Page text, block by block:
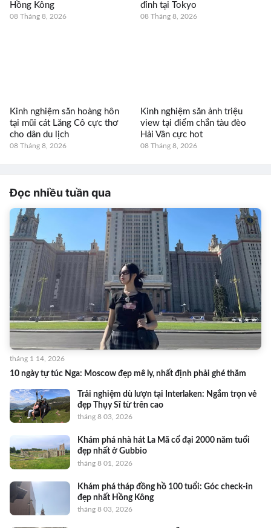
Hồng Kông
08 Tháng 8, 2026
đỉnh tại Tokyo
08 Tháng 8, 2026
Kinh nghiệm săn hoàng hôn
tại mũi cát Lăng Cô cực thơ
cho dân du lịch
08 Tháng 8, 2026
Kinh nghiệm săn ảnh triệu
view tại điểm chắn tàu đèo
Hải Vân cực hot
08 Tháng 8, 2026
Đọc nhiều tuần qua
10 ngày tự túc Nga: Moscow đẹp mê ly, nhất định phải ghé thăm
tháng 1 14, 2026
Trải nghiệm dù lượn tại Interlaken: Ngắm trọn vẻ
đẹp Thụy Sĩ từ trên cao
tháng 8 03, 2026
Khám phá nhà hát La Mã cổ đại 2000 năm tuổi
đẹp nhất ở Gubbio
tháng 8 01, 2026
Khám phá tháp đồng hồ 100 tuổi: Góc check-in
đẹp nhất Hồng Kông
tháng 8 03, 2026